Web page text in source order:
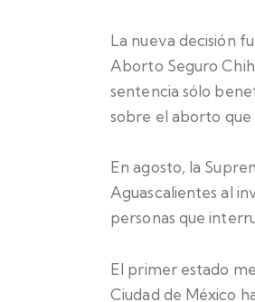
La nueva decisión
Aborto Seguro
sentencia sólo
sobre el aborto que
En agosto, la
Aguascalientes al
personas que
El primer estado
Ciudad de México